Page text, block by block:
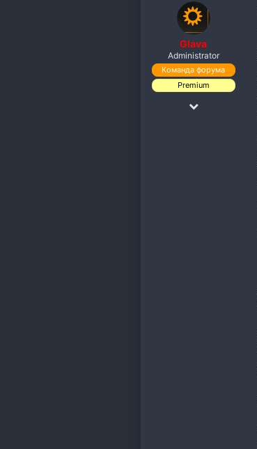
Glava
Administrator
Команда форума
Premium
18 Дек 2018